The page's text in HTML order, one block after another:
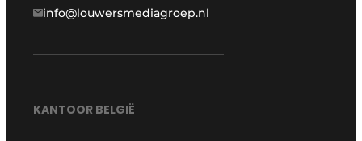
info@louwersmediagroep.nl
KANTOOR BELGIË